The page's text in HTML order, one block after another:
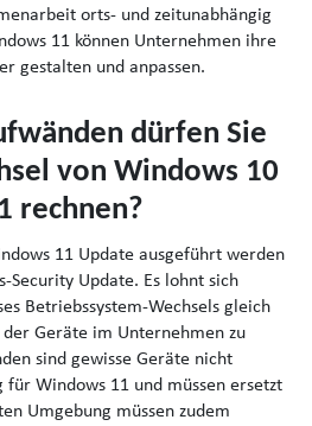
orts- und zeitunabhängig
11 können Unternehmen ihre
gestalten und anpassen.
dürfen Sie
von Windows 10
rechnen?
11 Update ausgeführt werden
Security Update. Es lohnt sich
Betriebssystem-Wechsels gleich
Geräte im Unternehmen zu
sind gewisse Geräte nicht
Windows 11 und müssen ersetzt
Umgebung müssen zudem